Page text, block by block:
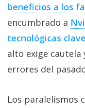
beneficios a los
encumbrado a
tecnológicas clave‎
alto exige
errores del
Los paralelismos